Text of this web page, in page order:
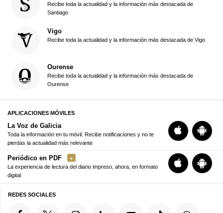
Recibe toda la actualidad y la información más destacada de
Santiago
Vigo
Recibe toda la actualidad y la información más destacada de Vigo
Ourense
Recibe toda la actualidad y la información más destacada de
Ourense
APLICACIONES MÓVILES
La Voz de Galicia
Toda la información en tu móvil. Recibe notificaciones y no te
pierdas la actualidad más relevante
Periódico en PDF
La experiencia de lectura del diario impreso, ahora, en formato
digital
REDES SOCIALES